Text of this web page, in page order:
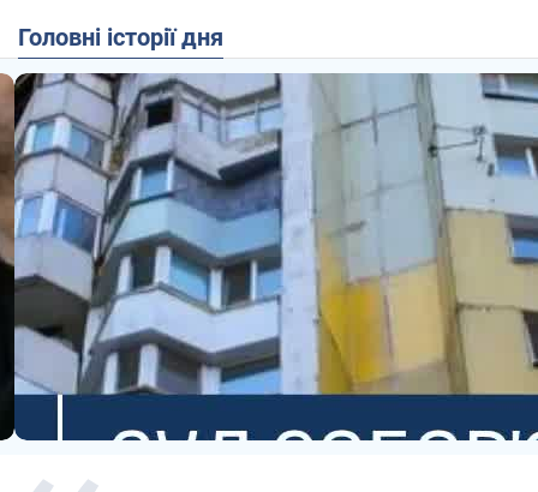
Головні історії дня